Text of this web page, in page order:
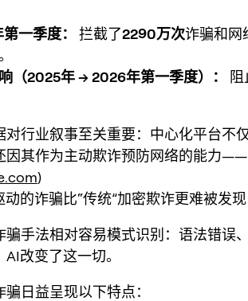
一季度：
拦截了2290万次诈骗和网
（2025年 → 2026年第一季度）：
阻
对行业叙事至关重要：中心化平台不
因其作为主动欺诈预防网络的能力——
)
动的诈骗比“传统”加密欺诈更难被发现
骗手法相对容易模式识别：语法错误
AI改变了这一切。
骗日益呈现以下特点：